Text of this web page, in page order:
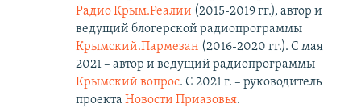
Радио Крым.Реалии (2015-2019 гг.), автор и
ведущий блогерской радиопрограммы
Крымский.Пармезан (2016-2020 гг.)​. С мая
2021 – автор и ведущий радиопрограммы
Крымский вопрос. С 2021 г. – руководитель
проекта Новости Приазовья.